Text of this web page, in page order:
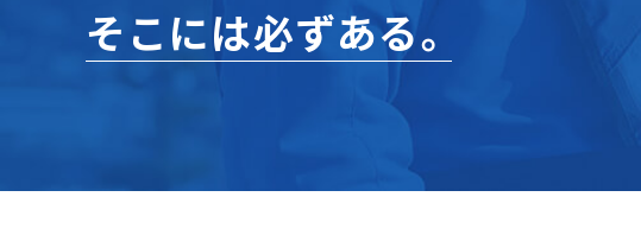
そこには必ずある。